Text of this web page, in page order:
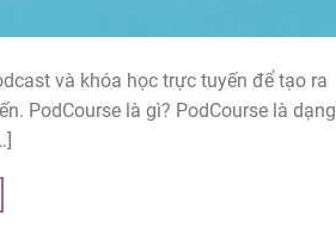
và khóa học trực tuyến để tạo ra
PodCourse là gì? PodCourse là dạng